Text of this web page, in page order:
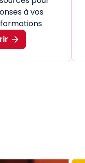
à vos